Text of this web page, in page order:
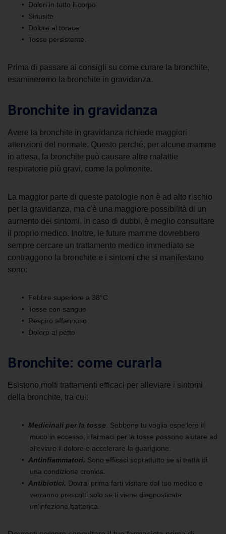
Dolori in tutto il corpo
Sinusite
Dolore al torace
Tosse persistente.
Prima di passare ai consigli su come curare la bronchite,
esamineremo la bronchite in gravidanza.
Bronchite in gravidanza
Avere la bronchite in gravidanza richiede maggiori
attenzioni del normale. Questo perché, per alcune mamme
in attesa, la bronchite può causare altre malattie
respiratorie più gravi, come la polmonite.
La maggior parte di queste patologie non è ad alto rischio
per la gravidanza, ma c'è una maggiore possibilità di un
aumento dei sintomi. In caso di dubbi, è meglio consultare
il proprio medico. Inoltre, le future mamme dovrebbero
sempre cercare un trattamento medico immediato se
contraggono la bronchite e i sintomi che si manifestano
sono:
Febbre superiore a 38°C
Tosse con sangue
Respiro affannoso
Dolore al petto
Bronchite: come curarla
Esistono molti trattamenti efficaci per alleviare i sintomi
della bronchite, tra cui:
Medicinali per la tosse. Sebbene tu voglia espellere il
muco in eccesso, i farmaci per la tosse possono aiutare ad
alleviare il dolore e accelerare la guarigione.
Antinfiammatori. Sono efficaci soprattutto se si tratta di
una condizione cronica.
Antibiotici. Dovrai prima farti visitare dal tuo medico e
verranno prescritti solo se ti viene diagnosticata
un'infezione batterica.